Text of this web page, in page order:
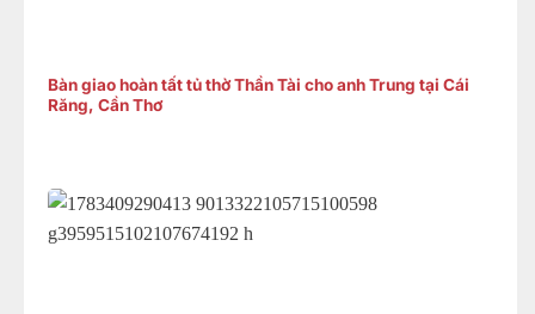
Bàn giao hoàn tất tủ thờ Thần Tài cho anh Trung tại Cái
Răng, Cần Thơ